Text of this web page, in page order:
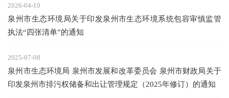
2026-04-10
泉州市生态环境局关于印发泉州市生态环境系统包容审慎监管
执法“四张清单”的通知
2025-07-08
泉州市生态环境局 泉州市发展和改革委员会 泉州市财政局关于
印发泉州市排污权储备和出让管理规定（2025年修订）的通知